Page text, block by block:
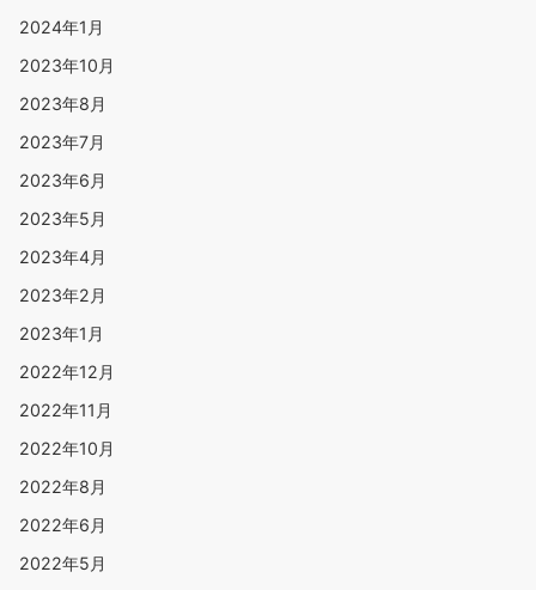
2024年1月
2023年10月
2023年8月
2023年7月
2023年6月
2023年5月
2023年4月
2023年2月
2023年1月
2022年12月
2022年11月
2022年10月
2022年8月
2022年6月
2022年5月